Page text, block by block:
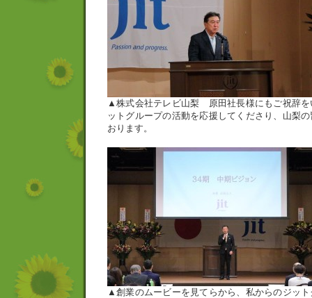
▲株式会社テレビ山梨 原田社長様にもご祝辞を
ットグループの活動を応援してくださり、山梨
おります。
▲創業のムービーを見てらから、私からのジッ